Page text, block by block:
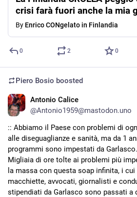
crisi farà fuori anche la mia
By Enrico CONgelato in Finlandia
0 2 0
Piero Bosio boosted
Antonio Calice
@Antonio1959@mastodon.uno
:: Abbiamo il Paese con problemi di
alle diseguaglianze e sanità, ma da 1
programmi sono impestati da Garlasco.
Migliaia di ore tolte ai problemi più
la massa con questa soap infinita, i cui
macchiette, avvocati, giornalisti e
stipendiati da Garlasco sono passati a